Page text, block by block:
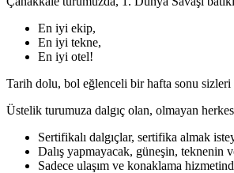
En iyi ekip,
En iyi tekne,
En iyi otel!
Tarih dolu, bol eğlenceli bir hafta sonu
Üstelik turumuza dalgıç olan, olmayan
Sertifikalı dalgıçlar, sertifika almak
Dalış yapmayacak, güneşin, teknenin
Sadece ulaşım ve konaklama